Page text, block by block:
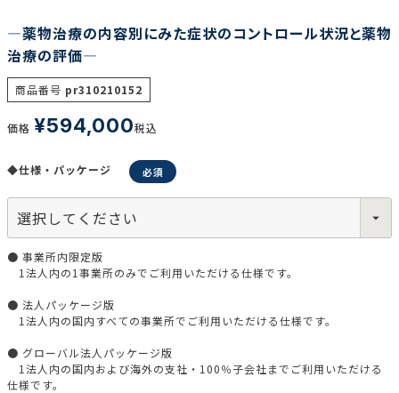
リセット
―薬物治療の内容別にみた症状のコントロール状況と薬物
治療の評価―
商品番号 pr310210152
価格 ¥594,000税込
◆仕様・パッケージ
● 事業所内限定版
1法人内の1事業所のみでご利用いただける仕様です。
● 法人パッケージ版
1法人内の国内すべての事業所でご利用いただける仕様です。
● グローバル法人パッケージ版
1法人内の国内および海外の支社・100％子会社までご利用いただける
仕様です。